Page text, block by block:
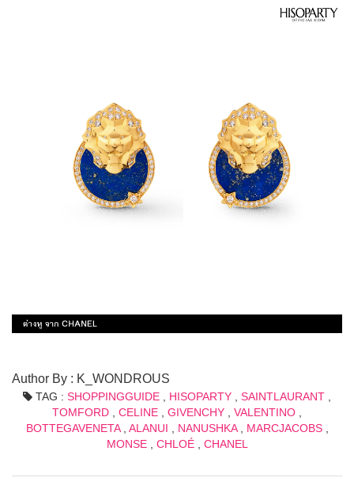
Author By : K_WONDROUS
TAG : SHOPPINGGUIDE HISOPARTY SAINTLAURANT
TOMFORD
CELINE GIVENCHY VALENTINO
BOTTEGAVENETA, ALANUI NANUSHKA, MARCJACOBS,
MONSE, CHLOÉ, CHANEL